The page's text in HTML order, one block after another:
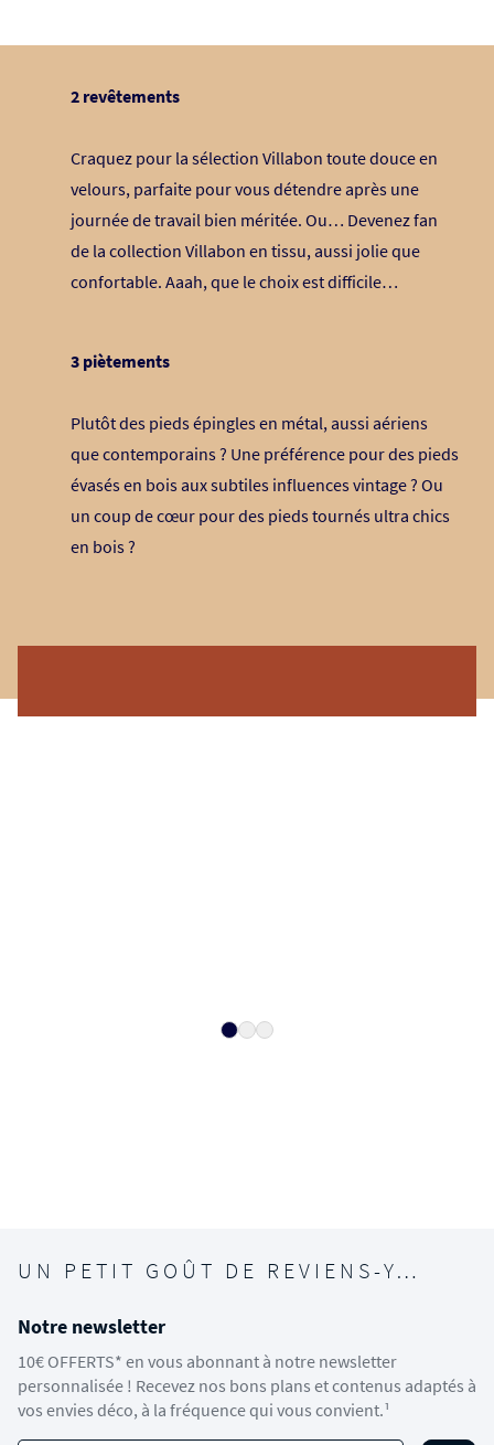
2 revêtements
Craquez pour la sélection Villabon toute douce en
velours, parfaite pour vous détendre après une
journée de travail bien méritée. Ou… Devenez fan
de la collection Villabon en tissu, aussi jolie que
confortable. Aaah, que le choix est difficile…
3 piètements
Plutôt des pieds épingles en métal, aussi aériens
que contemporains ? Une préférence pour des pieds
évasés en bois aux subtiles influences vintage ? Ou
un coup de cœur pour des pieds tournés ultra chics
en bois ?
UN PETIT GOÛT DE REVIENS-Y…
Notre newsletter
10€ OFFERTS* en vous abonnant à notre newsletter
personnalisée ! Recevez nos bons plans et contenus adaptés à
vos envies déco, à la fréquence qui vous convient.¹